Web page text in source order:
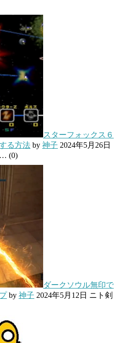
スターフォックス６
る方法 by 神子 2024年5月26日
… (0)
ダークソウル無印で
by 神子 2024年5月12日 ニト剣